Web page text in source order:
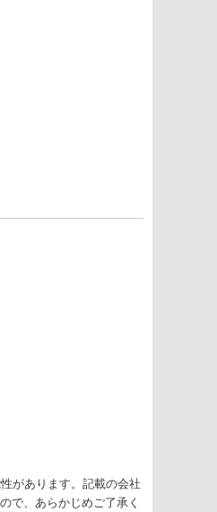
があります。記載の会社
で、あらかじめご了承く